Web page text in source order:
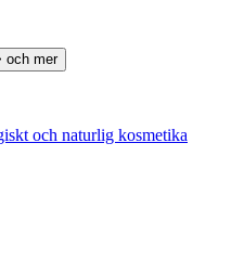
och naturlig kosmetika